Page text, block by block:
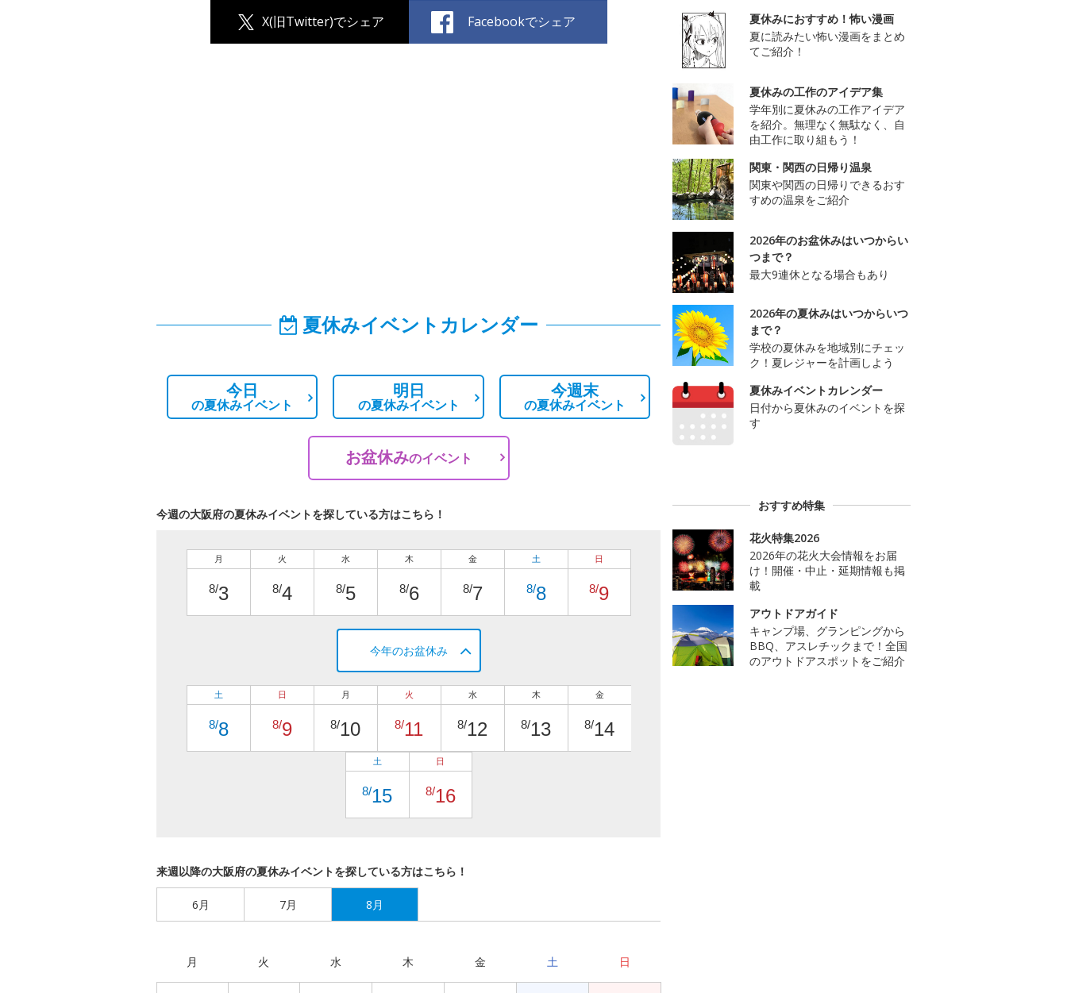
X(旧Twitter)でシェア Facebookでシェア
夏休みイベントカレンダー
今日
の夏休みイベント
明日
の夏休みイベント
今週末
の夏休みイベント
お盆休みのイベント
今週の大阪府の夏休みイベントを探している方はこちら！
月
8/3
火
8/4
水
8/5
木
8/6
金
8/7
土
8/8
日
8/9
今年のお盆休み
土
8/8
日
8/9
月
8/10
火
8/11
水
8/12
木
8/13
金
8/14
土
8/15
日
8/16
来週以降の大阪府の夏休みイベントを探している方はこちら！
6月 7月 8月
月 火 水 木 金 土 日
夏休みにおすすめ！怖い漫画
夏に読みたい怖い漫画をまとめ
てご紹介！
夏休みの工作のアイデア集
学年別に夏休みの工作アイデア
を紹介。無理なく無駄なく、自
由工作に取り組もう！
関東・関西の日帰り温泉
関東や関西の日帰りできるおす
すめの温泉をご紹介
2026年のお盆休みはいつからい
つまで？
最大9連休となる場合もあり
2026年の夏休みはいつからいつ
まで？
学校の夏休みを地域別にチェッ
ク！夏レジャーを計画しよう
夏休みイベントカレンダー
日付から夏休みのイベントを探
す
おすすめ特集
花火特集2026
2026年の花火大会情報をお届
け！開催・中止・延期情報も掲
載
アウトドアガイド
キャンプ場、グランピングから
BBQ、アスレチックまで！全国
のアウトドアスポットをご紹介